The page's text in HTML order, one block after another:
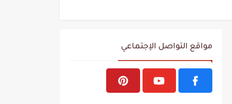
مواقع التواصل الإجتماعي